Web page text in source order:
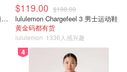
lululemon Softstreme 女士高腰短裤 10cm
$119.00 $198.00
lululemon Chargefeel 3 男士运动鞋
黄金码都有货
lululemon 1336人感兴趣
4